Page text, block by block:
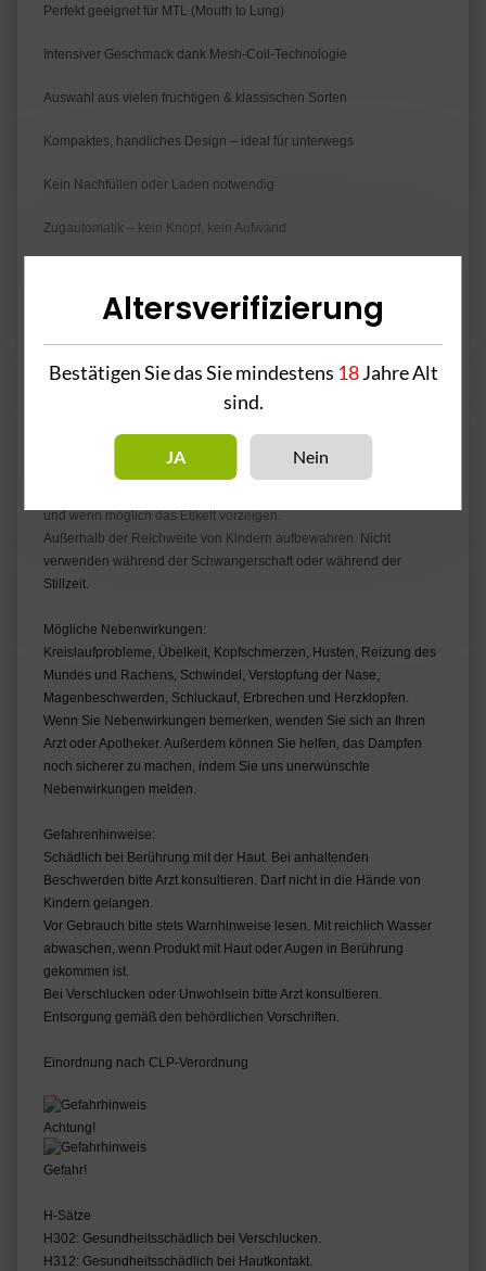
Perfekt geeignet für MTL (Mouth to Lung)
Intensiver Geschmack dank Mesh-Coil-Technologie
Auswahl aus vielen fruchtigen & klassischen Sorten
Kompaktes, handliches Design – ideal für unterwegs
Kein Nachfüllen oder Laden notwendig
Zugautomatik – kein Knopf, kein Aufwand
2% Nikotin pro Pod
und wenn möglich das Etikett vorzeigen.
Außerhalb der Reichweite von Kindern aufbewahren. Nicht
verwenden während der Schwangerschaft oder während der
Stillzeit.
Mögliche Nebenwirkungen:
Kreislaufprobleme, Übelkeit, Kopfschmerzen, Husten, Reizung des
Mundes und Rachens, Schwindel, Verstopfung der Nase,
Magenbeschwerden, Schluckauf, Erbrechen und Herzklopfen.
Wenn Sie Nebenwirkungen bemerken, wenden Sie sich an Ihren
Arzt oder Apotheker. Außerdem können Sie helfen, das Dampfen
noch sicherer zu machen, indem Sie uns unerwünschte
Nebenwirkungen melden.
Gefahrenhinweise:
Schädlich bei Berührung mit der Haut. Bei anhaltenden
Beschwerden bitte Arzt konsultieren. Darf nicht in die Hände von
Kindern gelangen.
Vor Gebrauch bitte stets Warnhinweise lesen. Mit reichlich Wasser
abwaschen, wenn Produkt mit Haut oder Augen in Berührung
gekommen ist.
Bei Verschlucken oder Unwohlsein bitte Arzt konsultieren.
Entsorgung gemäß den behördlichen Vorschriften.
Einordnung nach CLP-Verordnung
Achtung!
Gefahr!
H-Sätze
H302: Gesundheitsschädlich bei Verschlucken.
H312: Gesundheitsschädlich bei Hautkontakt.
Altersverifizierung
Bestätigen Sie das Sie mindestens 18Jahre Alt
sind.
JA Nein